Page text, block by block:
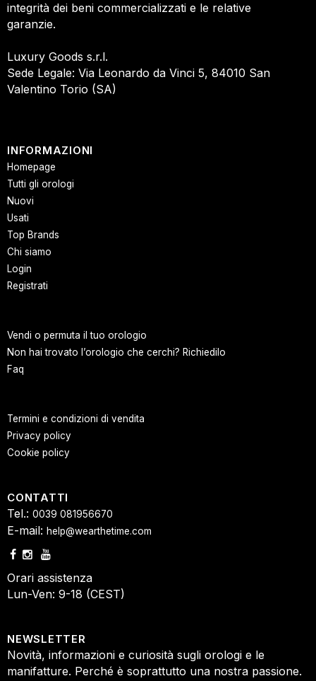
integrità dei beni commercializzati e le relative
garanzie.
Luxury Goods s.r.l.
Sede Legale: Via Leonardo da Vinci 5, 84010 San
Valentino Torio (SA)
INFORMAZIONI
Homepage
Tutti gli orologi
Nuovi
Usati
Top Brands
Chi siamo
Login
Registrati
Vendi o permuta il tuo orologio
Non hai trovato l’orologio che cerchi? Richiedilo
Faq
Termini e condizioni di vendita
Privacy policy
Cookie policy
CONTATTI
Tel.: 0039 081956670
E-mail: help@wearthetime.com
Orari assistenza
Lun-Ven: 9-18 (CEST)
NEWSLETTER
Novità, informazioni e curiosità sugli orologi e le
manifatture. Perché è soprattutto una nostra passione.